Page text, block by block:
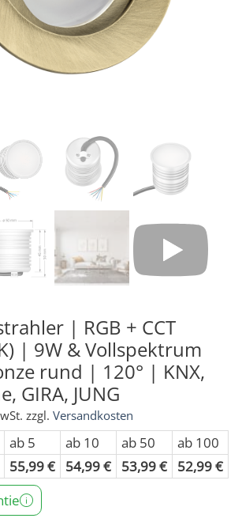
| RGB + CCT
| 9W & Vollspektrum
rund | 120° | KNX,
GIRA, JUNG
zzgl. Versandkosten
ab 5 ab 10 ab 50
ab 100
55,99€ 54,99€ 53,99€ 52,99€